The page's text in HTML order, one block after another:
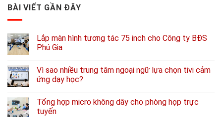
BÀI VIẾT GẦN ĐÂY
Lắp màn hình tương tác 75 inch cho Công ty BĐS
Phú Gia
Vì sao nhiều trung tâm ngoại ngữ lựa chọn tivi cảm
ứng dạy học?
Tổng hợp micro không dây cho phòng họp trực
tuyến